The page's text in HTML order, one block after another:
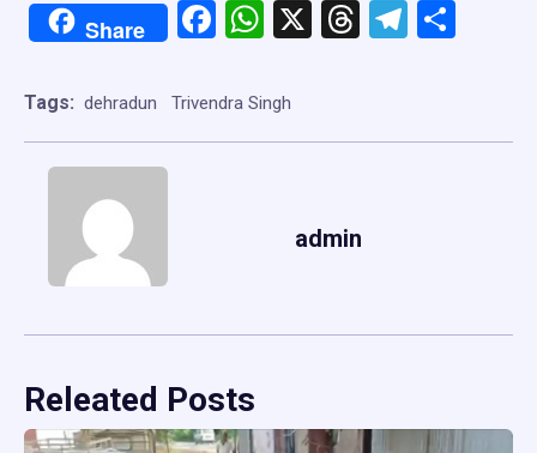
Share Facebook
WhatsApp
X Threads
Tags: dehradun Trivendra Singh
admin
Releated Posts